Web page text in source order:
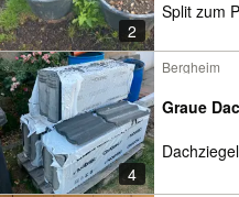
2
Split zum
4
Bergheim
Graue